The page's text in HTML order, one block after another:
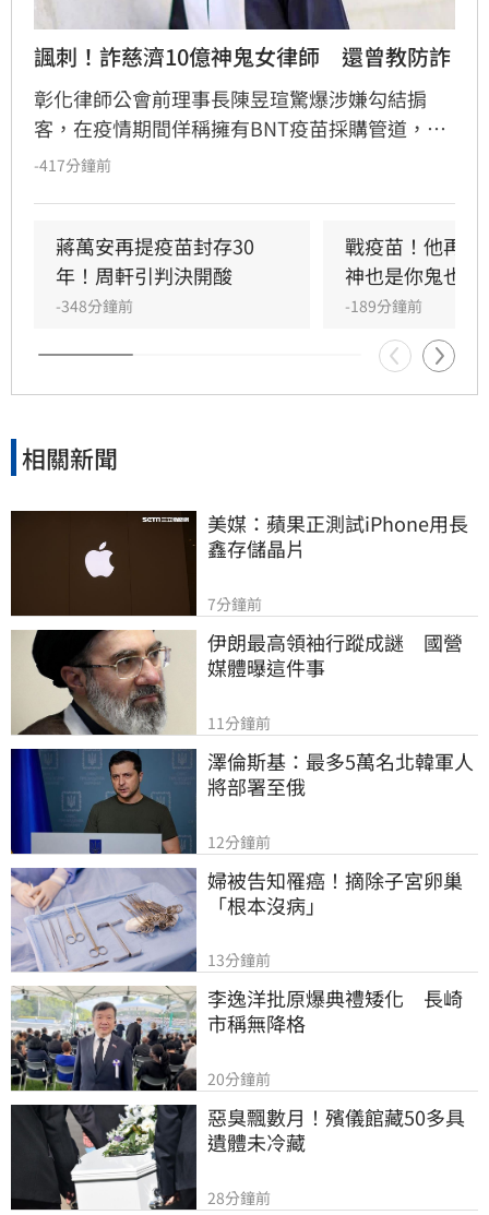
諷刺！詐慈濟10億神鬼女律師　還曾教防詐
彰化律師公會前理事長陳昱瑄驚爆涉嫌勾結掮
客，在疫情期間佯稱擁有BNT疫苗採購管道，詐
騙慈濟基金會高達3000萬美元（約新台幣10.6億
展，在台上大言不慚嘲諷詐騙受害者「愚痴、無
知」，對比其惡行顯得極度諷刺。陳昱瑄無視政
府當時多次警告，利用法律專業設局詐財，行徑
引發全台網友齊聲撻伐。目前台中地檢署已依法
提起公訴，案件正由法院嚴審中，這位「黑心律
師」的雙面人行徑也成為社會討論焦點。
-417分鐘前
蔣萬安再提疫苗封存30
年！周軒引判決開酸
-348分鐘前
戰疫苗！他再
神也是你鬼也是
-189分鐘前
相關新聞
美媒：蘋果正測試iPhone用長
鑫存儲晶片
7分鐘前
伊朗最高領袖行蹤成謎　國營
媒體曝這件事
11分鐘前
澤倫斯基：最多5萬名北韓軍人
將部署至俄
12分鐘前
婦被告知罹癌！摘除子宮卵巢
「根本沒病」
13分鐘前
李逸洋批原爆典禮矮化　長崎
市稱無降格
20分鐘前
惡臭飄數月！殯儀館藏50多具
遺體未冷藏
28分鐘前